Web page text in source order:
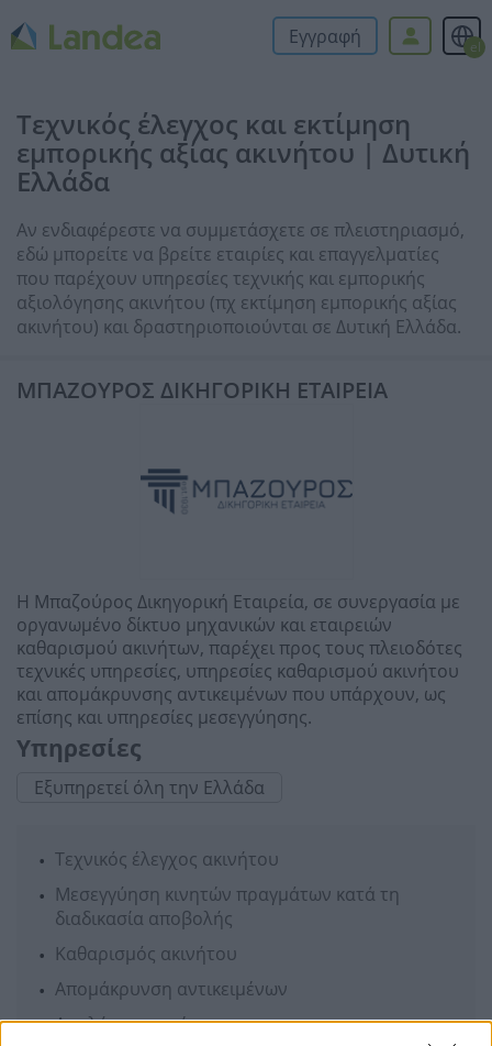
Εγγραφή el
Τεχνικός έλεγχος και εκτίμηση
εμπορικής αξίας ακινήτου | Δυτική
Ελλάδα
Αν ενδιαφέρεστε να συμμετάσχετε σε πλειστηριασμό,
εδώ μπορείτε να βρείτε εταιρίες και επαγγελματίες
που παρέχουν υπηρεσίες τεχνικής και εμπορικής
αξιολόγησης ακινήτου (πχ εκτίμηση εμπορικής αξίας
ακινήτου) και δραστηριοποιούνται σε Δυτική Ελλάδα.
ΜΠΑΖΟΥΡΟΣ ΔΙΚΗΓΟΡΙΚΗ ΕΤΑΙΡΕΙΑ
Η Μπαζούρος Δικηγορική Εταιρεία, σε συνεργασία με
οργανωμένο δίκτυο μηχανικών και εταιρειών
καθαρισμού ακινήτων, παρέχει προς τους πλειοδότες
τεχνικές υπηρεσίες, υπηρεσίες καθαρισμού ακινήτου
και απομάκρυνσης αντικειμένων που υπάρχουν, ως
επίσης και υπηρεσίες μεσεγγύησης.
Υπηρεσίες
Εξυπηρετεί όλη την Ελλάδα
Τεχνικός έλεγχος ακινήτου
Μεσεγγύηση κινητών πραγμάτων κατά τη
διαδικασία αποβολής
Καθαρισμός ακινήτου
Απομάκρυνση αντικειμένων
Απολύμανση χώρων